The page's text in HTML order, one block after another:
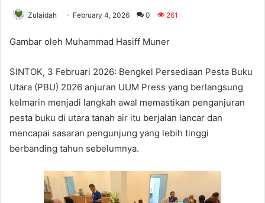
Zulaidah February 4, 2026 0 261
Gambar oleh Muhammad Hasiff Muner
SINTOK, 3 Februari 2026: Bengkel Persediaan Pesta Buku
Utara (PBU) 2026 anjuran UUM Press yang berlangsung
kelmarin menjadi langkah awal memastikan penganjuran
pesta buku di utara tanah air itu berjalan lancar dan
mencapai sasaran pengunjung yang lebih tinggi
berbanding tahun sebelumnya.